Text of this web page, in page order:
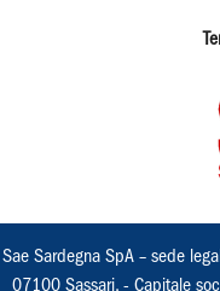
Sae Sardegna SpA – sede
07100 Sassari, - Capitale